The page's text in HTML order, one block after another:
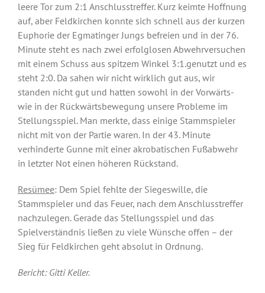
leere Tor zum 2:1 Anschlusstreffer. Kurz keimte Hoffnung
auf, aber Feldkirchen konnte sich schnell aus der kurzen
Euphorie der Egmatinger Jungs befreien und in der 76.
Minute steht es nach zwei erfolglosen Abwehrversuchen
mit einem Schuss aus spitzem Winkel 3:1.genutzt und es
steht 2:0. Da sahen wir nicht wirklich gut aus, wir
standen nicht gut und hatten sowohl in der Vorwärts-
wie in der Rückwärtsbewegung unsere Probleme im
Stellungsspiel. Man merkte, dass einige Stammspieler
nicht mit von der Partie waren. In der 43. Minute
verhinderte Gunne mit einer akrobatischen Fußabwehr
in letzter Not einen höheren Rückstand.
Resümee: Dem Spiel fehlte der Siegeswille, die
Stammspieler und das Feuer, nach dem Anschlusstreffer
nachzulegen. Gerade das Stellungsspiel und das
Spielverständnis ließen zu viele Wünsche offen – der
Sieg für Feldkirchen geht absolut in Ordnung.
Bericht: Gitti Keller.